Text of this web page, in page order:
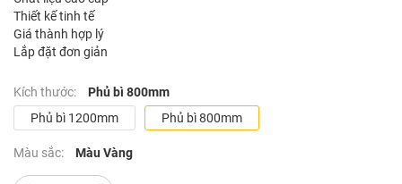
Thiết kế tinh tế
Giá thành hợp lý
Lắp đặt đơn giản
Kích thước:
Phủ bì 800mm
Phủ bì 1200mm
Phủ bì 800mm
Màu sắc: Màu Vàng